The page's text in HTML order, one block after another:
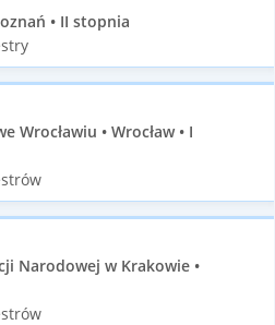
• II stopnia
• Wrocław • I
Narodowej w Krakowie •